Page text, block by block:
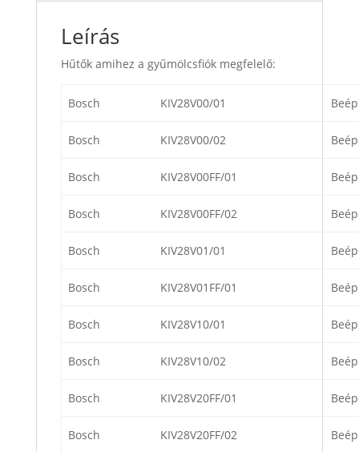
Leírás
Hűtők amihez a gyűmölcsfiók megfelelő:
Bosch KIV28V00/01
Bosch KIV28V00/02
Bosch KIV28V00FF/01
Bosch KIV28V00FF/02
Bosch KIV28V01/01
Bosch KIV28V01FF/01
Bosch KIV28V10/01
Bosch KIV28V10/02
Bosch KIV28V20FF/01
Bosch KIV28V20FF/02